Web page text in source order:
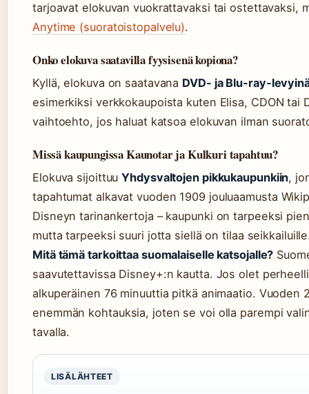
tarjoavat elokuvan vuokrattavaksi tai ostettavaksi,
Anytime (suoratoistopalvelu).
Onko elokuva saatavilla fyysisenä kopiona?
Kyllä, elokuva on saatavana DVD- ja Blu-ray-
esimerkiksi verkkokaupoista kuten Elisa, CDON tai
vaihtoehto, jos haluat katsoa elokuvan ilman
Missä kaupungissa Kaunotar ja Kulkuri tapahtuu?
Elokuva sijoittuuYhdysvaltojen pikkukaupunkiin,
tapahtumat alkavat vuoden 1909 jouluaamusta
Disneyn tarinankertoja – kaupunki on tarpeeksi
mutta tarpeeksi suuri jotta siellä on tilaa
Mitä tämä tarkoittaa suomalaiselle katsojalle?
saavutettavissa Disney+:n kautta. Jos olet
alkuperäinen 76 minuuttia pitkä animaatio. Vuoden
enemmän kohtauksia, joten se voi olla parempi
tavalla.
LISÄLÄHTEET